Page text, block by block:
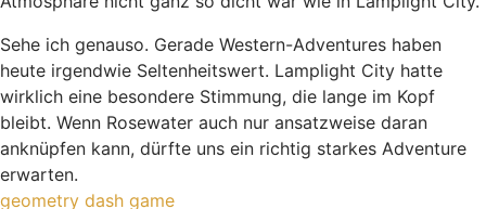
Sehe ich genauso. Gerade Western-Adventures haben
heute irgendwie Seltenheitswert. Lamplight City hatte
wirklich eine besondere Stimmung, die lange im Kopf
bleibt. Wenn Rosewater auch nur ansatzweise daran
anknüpfen kann, dürfte uns ein richtig starkes Adventure
erwarten.
geometry dash game